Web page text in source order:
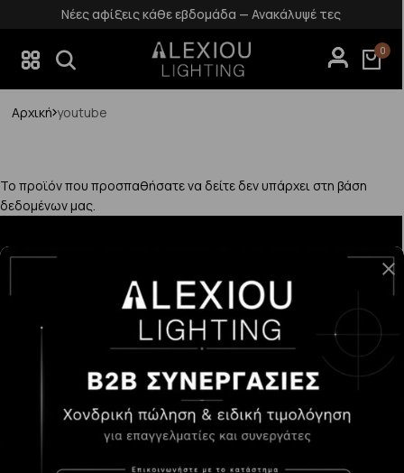
Νέες αφίξεις κάθε εβδομάδα — Ανακάλυψέ τες
0
Αρχική youtube
Το προϊόν που προσπαθήσατε να δείτε δεν υπάρχει στη βάση
δεδομένων μας.
Κατάστημα Χαλάνδρι:Σαρανταπόρου 55, 15232, Χαλάνδρι
sales@alexioulighting.gr
210 283 0072